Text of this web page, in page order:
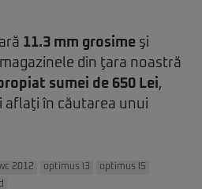
11.3 mm grosime şi
din ţara noastră
sumei de 650 Lei,
aflaţi în căutarea unui
2012 optimus l3
optimus l5